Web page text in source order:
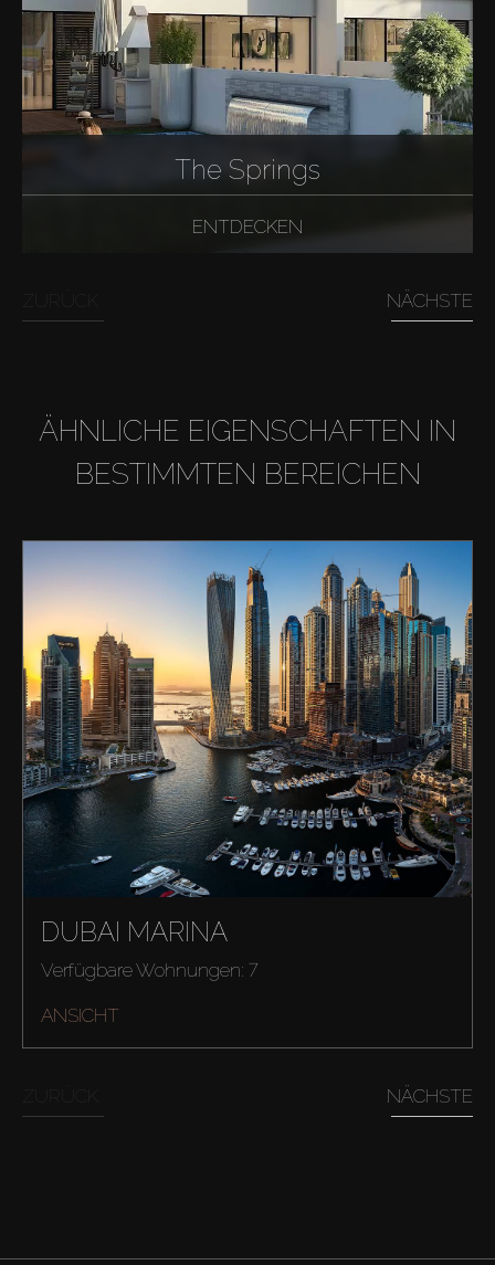
The Springs
ENTDECKEN
NÄCHSTE
ÄHNLICHE EIGENSCHAFTEN IN
BESTIMMTEN BEREICHEN
DUBAI MARINA
Verfügbare Wohnungen: 7
ANSICHT
NÄCHSTE